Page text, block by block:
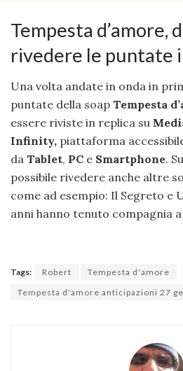
Tempesta d’amore,
rivedere le puntate
Una volta andate in onda in
puntate della soap Tempesta
essere riviste in replica su
Infinity, piattaforma
da Tablet, PC e Smartphone.
possibile rivedere anche altre
come ad esempio: Il Segreto e
anni hanno tenuto compagnia
Tags: Robert
Tempesta d'amore
Tempesta d'amore anticipazioni 27